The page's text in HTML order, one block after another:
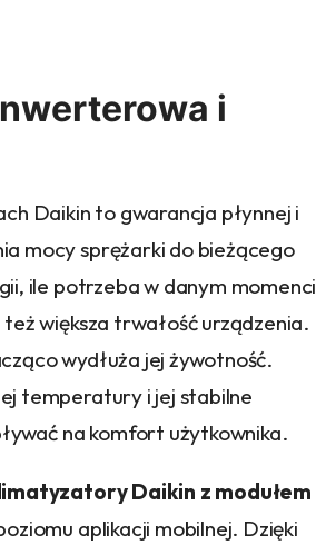
i
Daikin to gwarancja płynnej i
mocy sprężarki do bieżącego
ile potrzeba w danym
większa trwałość urządzenia.
wydłuża jej żywotność.
temperatury i jej stabilne
na komfort użytkownika.
Daikin z
aplikacji mobilnej. Dzięki